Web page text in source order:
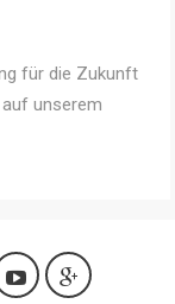
für die Zukunft
unserem